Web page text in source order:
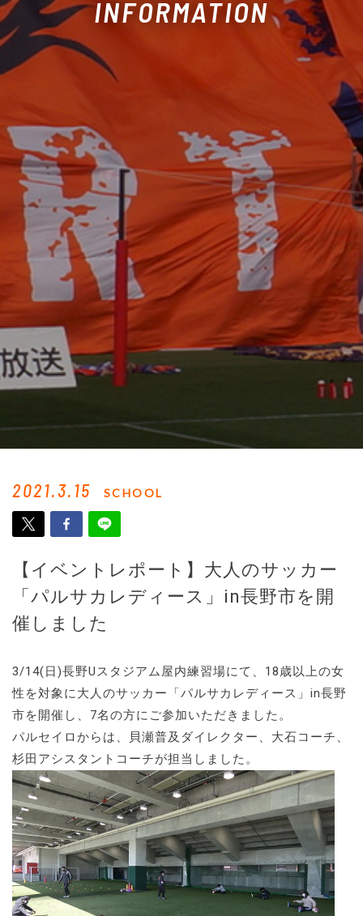
INFORMATION
2021.3.15 SCHOOL
【イベントレポート】大人のサッカー
「パルサカレディース」in長野市を開
催しました
3/14(日)長野Uスタジアム屋内練習場にて、18歳以上の女
性を対象に大人のサッカー「パルサカレディース」in長野
市を開催し、7名の方にご参加いただきました。
パルセイロからは、貝瀬普及ダイレクター、大石コーチ、
杉田アシスタントコーチが担当しました。